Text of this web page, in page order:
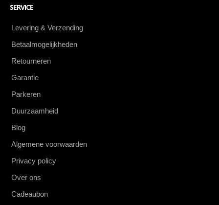
SERVICE
Levering & Verzending
Betaalmogelijkheden
Retourneren
Garantie
Parkeren
Duurzaamheid
Blog
Algemene voorwaarden
Privacy policy
Over ons
Cadeaubon